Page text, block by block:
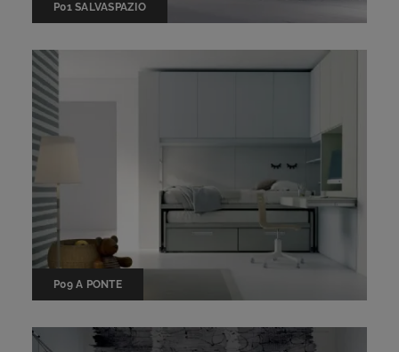
P01 SALVASPAZIO
P09 A PONTE